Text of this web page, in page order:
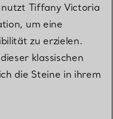
Tiffany Victoria
um eine
zu erzielen.
klassischen
die Steine in ihrem